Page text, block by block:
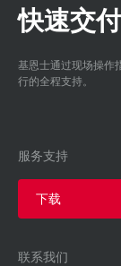
快速交
基恩士通过现场操作
行的全程支持。
服务支持
下载
联系我们